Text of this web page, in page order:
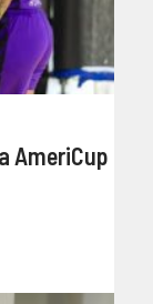
AmeriCup